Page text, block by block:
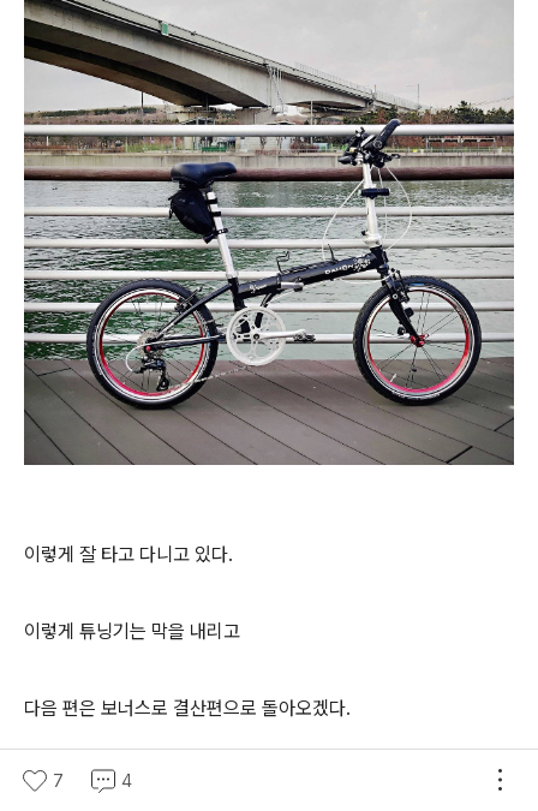
이렇게 잘 타고 다니고 있다.
이렇게 튜닝기는 막을 내리고
다음 편은 보너스로 결산편으로 돌아오겠다.
여러분의 공감 버튼과 공유하기, 댓글은 글쓴이에게 힘이 됩니다.
7 4